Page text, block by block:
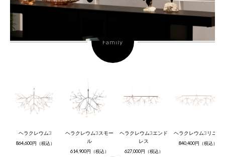
Family
ヘラクレウム3
864,600円（税込）
ヘラクレウム3スモー
ル
614,900円（税込）
ヘラクレウム3エンド
レス
627,000円（税込）
ヘラクレウム3リニア
840,400円（税込）